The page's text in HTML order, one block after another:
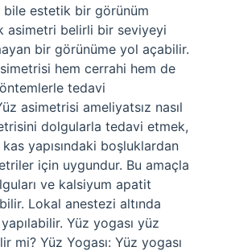
estetik bir görünüm
asimetri belirli bir seviyeyi
bir görünüme yol açabilir.
hem cerrahi hem de
tedavi
asimetrisi ameliyatsız nasıl
dolgularla tedavi etmek,
yapısındaki boşluklardan
için uygundur. Bu amaçla
ve kalsiyum apatit
Lokal anestezi altında
Yüz yogası yüz
mi? Yüz Yogası: Yüz yogası